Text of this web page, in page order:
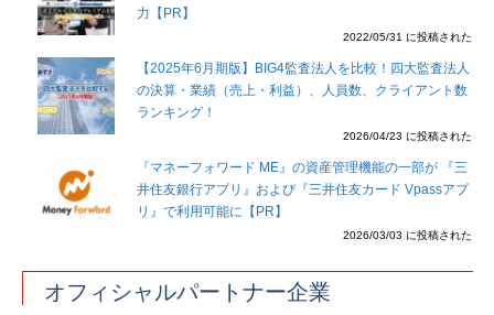
力【PR】
2022/05/31 に投稿された
【2025年6月期版】BIG4監査法人を比較！四大監査法人
の決算・業績（売上・利益）、人員数、クライアント数
ランキング！
2026/04/23 に投稿された
『マネーフォワード ME』の資産管理機能の一部が 『三
井住友銀行アプリ』および『三井住友カード Vpassアプ
リ』で利用可能に【PR】
2026/03/03 に投稿された
オフィシャルパートナー企業